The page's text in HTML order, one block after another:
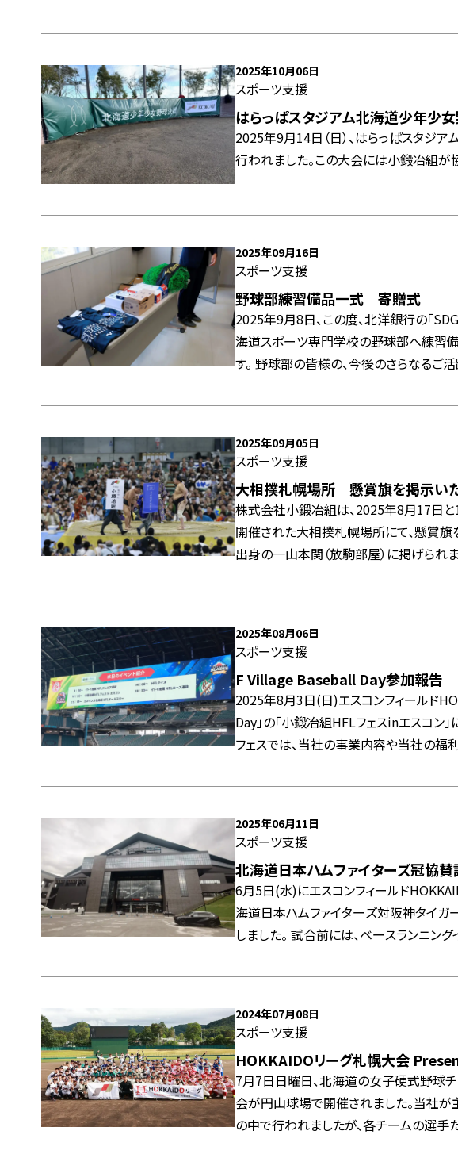
は、折茂武彦社長と共に、バスケットボ
2025年10月06日
スポーツ支援
はらっぱスタジアム北海道少年
2025年9月14日（日）、はらっぱスタジ
行われました。この大会には小鍛冶組が
2025年09月16日
スポーツ支援
野球部練習備品一式 寄贈式
2025年9月8日、この度、北洋銀行の「
海道スポーツ専門学校の野球部へ練習
す。 野球部の皆様の、今後のさらなるご活躍を心より応援しております。 これからも地
2025年09月05日
スポーツ支援
大相撲札幌場所 懸賞旗を掲示いた
株式会社小鍛冶組は、2025年8月17日と
開催された大相撲札幌場所にて、懸賞旗を掲出いたしま
出身の一山本関（放駒部屋）に掲げられま
2025年08月06日
スポーツ支援
F Village Baseball Day参加報告
2025年8月3日(日)エスコンフィールド
Day」の「小鍛冶組HFLフェスinエスコン
フェスでは、当社の事業内容や当社の福
2025年06月11日
スポーツ支援
北海道日本ハムファイターズ冠協
6月5日(水)にエスコンフィールド
海道日本ハムファイターズ対阪神タイガ
しました。 試合前には、ベースランニングイベントや、当社野球部選手による始球式が
よるプレゼント抽選会を実施し、ご来場
ました。ご来場いただきました皆様、誠に
2024年07月08日
スポーツ支援
HOKKAIDOリーグ札幌大会
7月7日日曜日、北海道の女子硬式野球
会が円山球場で開催されました。当社
の中で行われましたが、各チームの選手たちは全